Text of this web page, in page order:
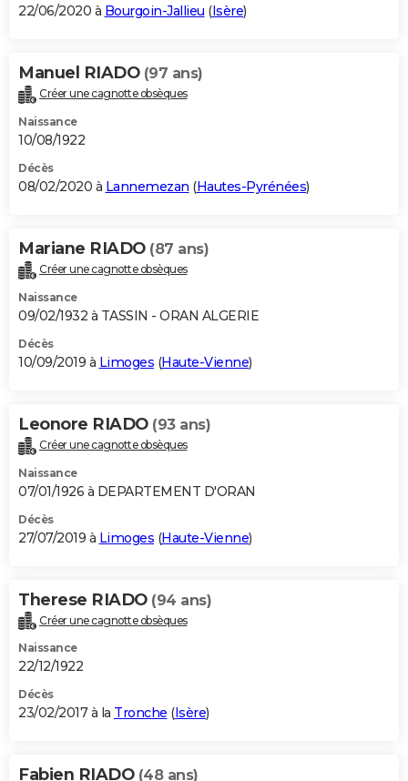
22/06/2020 à Bourgoin-Jallieu (Isère)
Manuel RIADO (97 ans)
Créer une cagnotte obsèques
Naissance
10/08/1922
Décès
08/02/2020 à Lannemezan (Hautes-Pyrénées)
Mariane RIADO (87 ans)
Créer une cagnotte obsèques
Naissance
09/02/1932 à TASSIN - ORAN ALGERIE
Décès
10/09/2019 à Limoges (Haute-Vienne)
Leonore RIADO (93 ans)
Créer une cagnotte obsèques
Naissance
07/01/1926 à DEPARTEMENT D'ORAN
Décès
27/07/2019 à Limoges (Haute-Vienne)
Therese RIADO (94 ans)
Créer une cagnotte obsèques
Naissance
22/12/1922
Décès
23/02/2017 à la Tronche (Isère)
Fabien RIADO (48 ans)